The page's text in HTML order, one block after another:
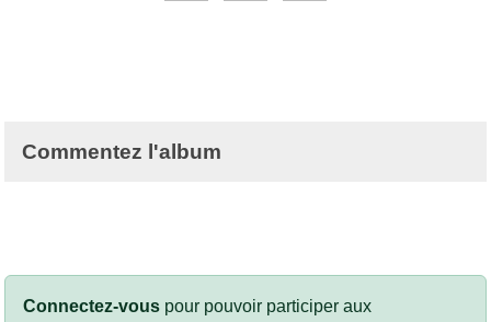
Commentez l'album
Connectez-vous pour pouvoir participer aux